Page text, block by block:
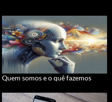
Quem somos e o quê fazemos